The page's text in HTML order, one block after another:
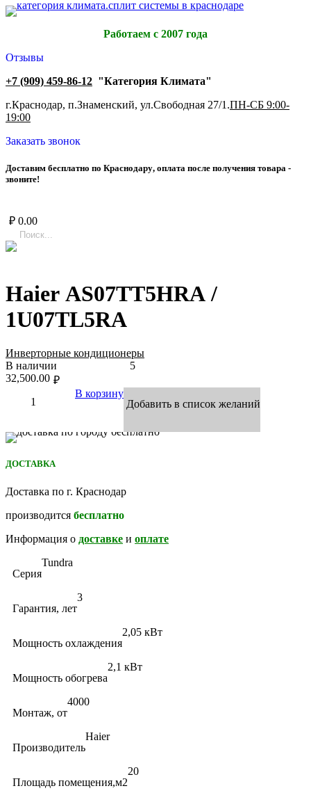
Работаем с 2007 года
Отзывы
+7 (909) 459-86-12 "Категория Климата"
г.Краснодар, п.Знаменский, ул.Свободная 27/1.ПН-СБ 9:00-
19:00
Заказать звонок
Доставим бесплатно по Краснодару, оплата после получения товара -
звоните!
₽ 0.00
Haier AS07TT5HRA /
1U07TL5RA
Инверторные кондиционеры
В наличии
5
₽
32,500.00
В корзину
Добавить в список желаний
ДОСТАВКА
Доставка по г. Краснодар
производится бесплатно
Информация о доставке и оплате
Серия
Tundra
Гарантия, лет
3
Мощность охлаждения
2,05 кВт
Мощность обогрева
2,1 кВт
Монтаж, от
4000
Производитель
Haier
Площадь помещения,м2
20